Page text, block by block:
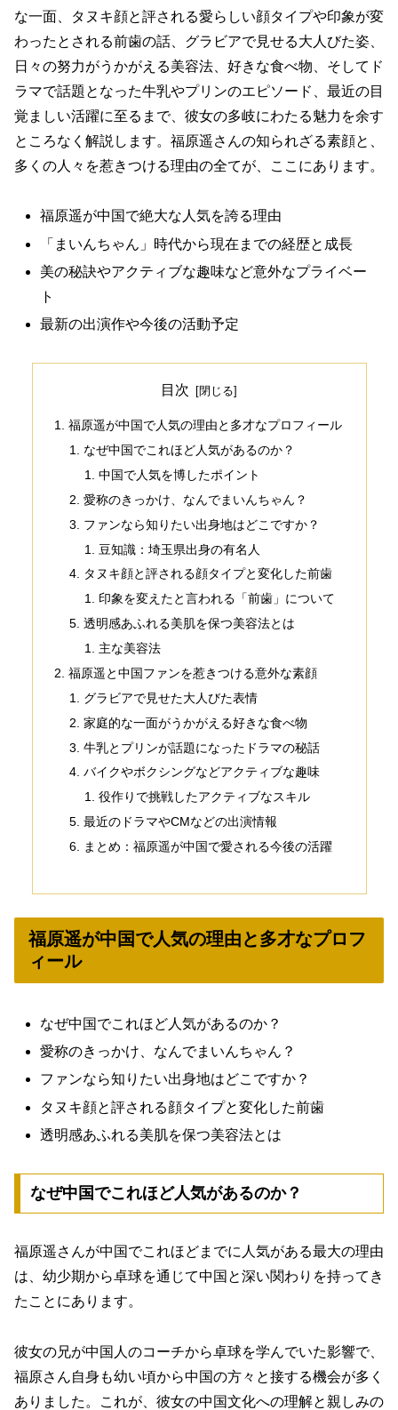
な一面、タヌキ顔と評される愛らしい顔タイプや印象が変
わったとされる前歯の話、グラビアで見せる大人びた姿、
日々の努力がうかがえる美容法、好きな食べ物、そしてド
ラマで話題となった牛乳やプリンのエピソード、最近の目
覚ましい活躍に至るまで、彼女の多岐にわたる魅力を余す
ところなく解説します。福原遥さんの知られざる素顔と、
多くの人々を惹きつける理由の全てが、ここにあります。
福原遥が中国で絶大な人気を誇る理由
「まいんちゃん」時代から現在までの経歴と成長
美の秘訣やアクティブな趣味など意外なプライベー
ト
最新の出演作や今後の活動予定
目次
福原遥が中国で人気の理由と多才なプロフィール
なぜ中国でこれほど人気があるのか？
中国で人気を博したポイント
愛称のきっかけ、なんでまいんちゃん？
ファンなら知りたい出身地はどこですか？
豆知識：埼玉県出身の有名人
タヌキ顔と評される顔タイプと変化した前歯
印象を変えたと言われる「前歯」について
透明感あふれる美肌を保つ美容法とは
主な美容法
福原遥と中国ファンを惹きつける意外な素顔
グラビアで見せた大人びた表情
家庭的な一面がうかがえる好きな食べ物
牛乳とプリンが話題になったドラマの秘話
バイクやボクシングなどアクティブな趣味
役作りで挑戦したアクティブなスキル
最近のドラマやCMなどの出演情報
まとめ：福原遥が中国で愛される今後の活躍
福原遥が中国で人気の理由と多才なプロフ
ィール
なぜ中国でこれほど人気があるのか？
愛称のきっかけ、なんでまいんちゃん？
ファンなら知りたい出身地はどこですか？
タヌキ顔と評される顔タイプと変化した前歯
透明感あふれる美肌を保つ美容法とは
なぜ中国でこれほど人気があるのか？
福原遥さんが中国でこれほどまでに人気がある最大の理由
は、 幼少期から卓球を通じて中国と深い関わりを持ってき
たこと にあります。
彼女の兄が中国人のコーチから卓球を学んでいた影響で、
福原さん自身も幼い頃から中国の方々と接する機会が多く
ありました。これが、彼女の中国文化への理解と親しみの